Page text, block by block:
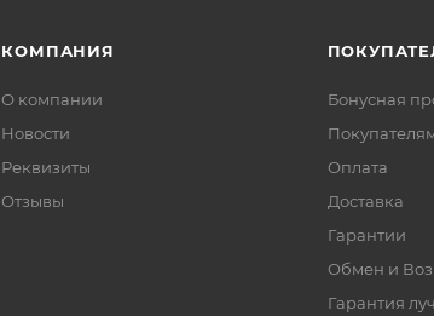
КОМПАНИЯ
О компании
Новости
Реквизиты
Отзывы
Бонусная
Оплата
Доставка
Гарантии
Обмен и
Гарантия